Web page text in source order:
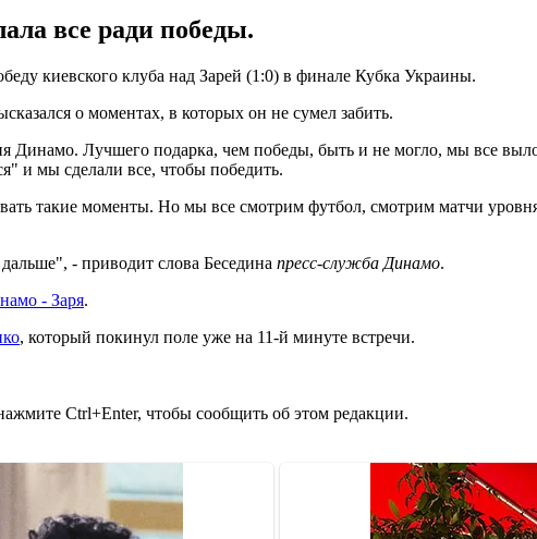
все ради победы.
киевского клуба над Зарей (1:0) в финале Кубка Украины.
о моментах, в которых он не сумел забить.
Лучшего подарка, чем победы, быть и не могло, мы все
и мы сделали все, чтобы победить.
такие моменты. Но мы все смотрим футбол, смотрим матчи
- приводит слова Беседина пресс-служба Динамо.
- Заря.
, который покинул поле уже на 11-й минуте встречи.
Ctrl+Enter, чтобы сообщить об этом редакции.